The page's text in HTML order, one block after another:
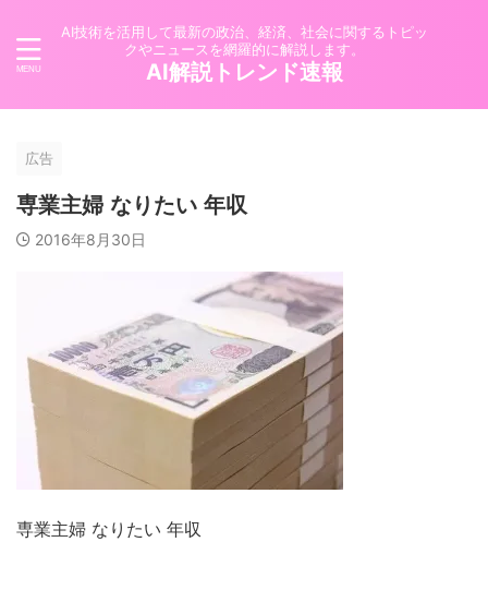
AI技術を活用して最新の政治、経済、社会に関するトピッ
クやニュースを網羅的に解説します。
AI解説トレンド速報
広告
専業主婦 なりたい 年収
2016年8月30日
専業主婦 なりたい 年収